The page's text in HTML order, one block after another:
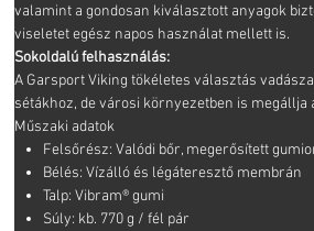
valamint a gondosan kiválasztott anyagok
viseletet egész napos használat mellett is.
Sokoldalú felhasználás:
A Garsport Viking tökéletes választás
sétákhoz, de városi környezetben is megállja
Műszaki adatok
Felsőrész: Valódi bőr, megerősített
Bélés: Vízálló és légáteresztő membrán
Talp: Vibram® gumi
Súly: kb. 770 g / fél pár